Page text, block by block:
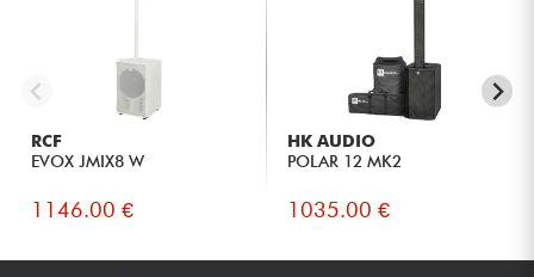
RCF
EVOX JMIX8 W
1146.00 €
HK AUDIO
POLAR 12 MK2
1035.00 €